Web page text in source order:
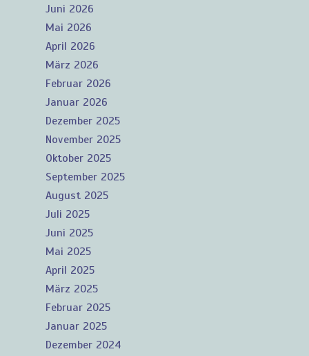
Juni 2026
Mai 2026
April 2026
März 2026
Februar 2026
Januar 2026
Dezember 2025
November 2025
Oktober 2025
September 2025
August 2025
Juli 2025
Juni 2025
Mai 2025
April 2025
März 2025
Februar 2025
Januar 2025
Dezember 2024